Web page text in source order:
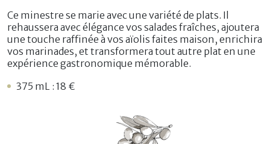
Ce minestre se marie avec une variété de plats. Il
rehaussera avec élégance vos salades fraîches, ajoutera
une touche raffinée à vos aïolis faites maison, enrichira
vos marinades, et transformera tout autre plat en une
expérience gastronomique mémorable.
375 mL : 18 €